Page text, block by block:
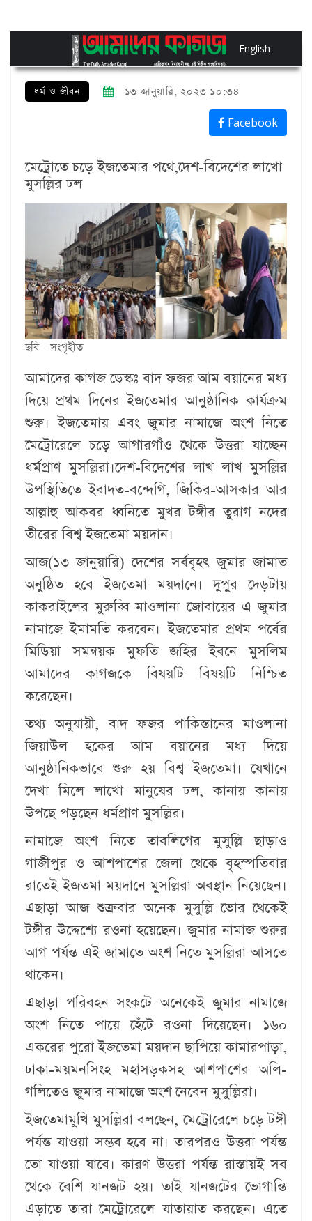
English
ধর্ম ও জীবন ১৩ জানুয়ারি, ২০২৩ ১০:৩৪
Facebook
মেট্রোতে চড়ে ইজতেমার পথে,দেশ-বিদেশের লাখো
মুসল্লির ঢল
ছবি - সংগৃহীত
আমাদের কাগজ ডেস্কঃবাদ ফজর আম বয়ানের মধ্য
দিয়ে প্রথম দিনের ইজতেমার আনুষ্ঠানিক কার্যক্রম
শুরু। ইজতেমায় এবং জুমার নামাজে অংশ নিতে
মেট্রোরেলে চড়ে আগারগাঁও থেকে উত্তরা যাচ্ছেন
ধর্মপ্রাণ মুসল্লিরা।দেশ-বিদেশের লাখ লাখ মুসল্লির
উপস্থিতিতে ইবাদত-বন্দেগি, জিকির-আসকার আর
আল্লাহু আকবর ধ্বনিতে মুখর টঙ্গীর তুরাগ নদের
তীরের বিশ্ব ইজতেমা ময়দান।
আজ(১৩ জানুয়ারি) দেশের সর্ববৃহৎ জুমার জামাত
অনুষ্ঠিত হবে ইজতেমা ময়দানে। দুপুর দেড়টায়
কাকরাইলের মুরুব্বি মাওলানা জোবায়ের এ জুমার
নামাজে ইমামতি করবেন। ইজতেমার প্রথম পর্বের
মিডিয়া সমন্বয়ক মুফতি জহির ইবনে মুসলিম
আমাদের কাগজকে বিষয়টি বিষয়টি নিশ্চিত
করেছেন।
তথ্য অনুযায়ী, বাদ ফজর পাকিস্তানের মাওলানা
জিয়াউল হকের আম বয়ানের মধ্য দিয়ে
আনুষ্ঠানিকভাবে শুরু হয় বিশ্ব ইজতেমা। যেখানে
দেখা মিলে লাখো মানুষের ঢল, কানায় কানায়
উপছে পড়ছেন ধর্মপ্রাণ মুসল্লির।
নামাজে অংশ নিতে তাবলিগের মুসুল্লি ছাড়াও
গাজীপুর ও আশপাশের জেলা থেকে বৃহস্পতিবার
রাতেই ইজতমা ময়দানে মুসল্লিরা অবস্থান নিয়েছেন।
এছাড়া আজ শুক্রবার অনেক মুসুল্লি ভোর থেকেই
টঙ্গীর উদ্দেশ্যে রওনা হয়েছেন। জুমার নামাজ শুরুর
আগ পর্যন্ত এই জামাতে অংশ নিতে মুসল্লিরা আসতে
থাকেন।
এছাড়া পরিবহন সংকটে অনেকেই জুমার নামাজে
অংশ নিতে পায়ে হেঁটে রওনা দিয়েছেন। ১৬০
একরের পুরো ইজতেমা ময়দান ছাপিয়ে কামারপাড়া,
ঢাকা-ময়মনসিংহ মহাসড়কসহ আশপাশের অলি-
গলিতেও জুমার নামাজে অংশ নেবেন মুসুল্লিরা।
ইজতেমামুখি মুসল্লিরা বলছেন, মেট্রোরেলে চড়ে টঙ্গী
পর্যন্ত যাওয়া সম্ভব হবে না। তারপরও উত্তরা পর্যন্ত
তো যাওয়া যাবে। কারণ উত্তরা পর্যন্ত রাস্তায়ই সব
থেকে বেশি যানজট হয়। তাই যানজটের ভোগান্তি
এড়াতে তারা মেট্রোরেলে যাতায়াত করছেন। এতে